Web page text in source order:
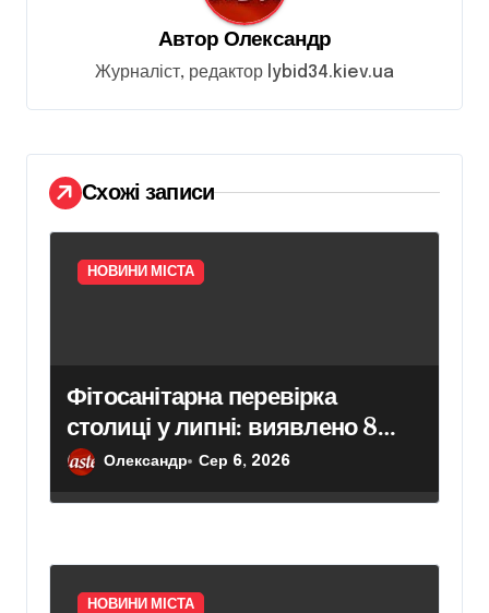
и
і
в
Автор Олександр
Журналіст, редактор lybid34.kiev.ua
Схожі записи
НОВИНИ МІСТА
Фітосанітарна перевірка
столиці у липні: виявлено 8
порушень та перевірено 623
Олександр Сер 6, 2026
НОВИНИ МІСТА